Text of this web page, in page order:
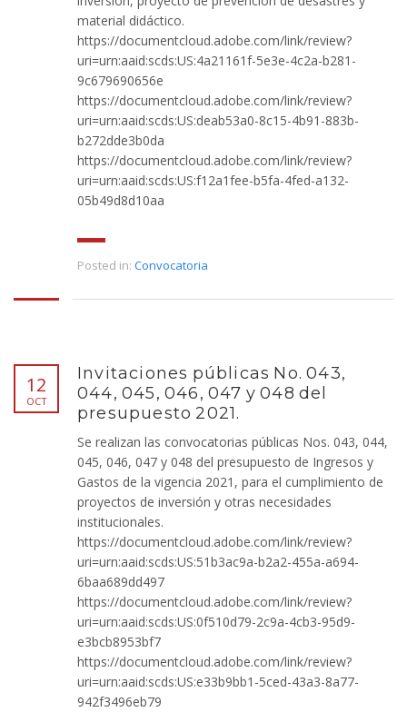
material didáctico.
https://documentcloud.adobe.com/link/review?
uri=urn:aaid:scds:US:4a21161f-5e3e-4c2a-b281-
9c679690656e
https://documentcloud.adobe.com/link/review?
uri=urn:aaid:scds:US:deab53a0-8c15-4b91-883b-
b272dde3b0da
https://documentcloud.adobe.com/link/review?
uri=urn:aaid:scds:US:f12a1fee-b5fa-4fed-a132-
05b49d8d10aa
Posted in: Convocatoria
12
OCT
Invitaciones públicas No. 043,
044, 045, 046, 047 y 048 del
presupuesto 2021.
Se realizan las convocatorias públicas Nos. 043, 044,
045, 046, 047 y 048 del presupuesto de Ingresos y
Gastos de la vigencia 2021, para el cumplimiento de
proyectos de inversión y otras necesidades
institucionales.
https://documentcloud.adobe.com/link/review?
uri=urn:aaid:scds:US:51b3ac9a-b2a2-455a-a694-
6baa689dd497
https://documentcloud.adobe.com/link/review?
uri=urn:aaid:scds:US:0f510d79-2c9a-4cb3-95d9-
e3bcb8953bf7
https://documentcloud.adobe.com/link/review?
uri=urn:aaid:scds:US:e33b9bb1-5ced-43a3-8a77-
942f3496eb79